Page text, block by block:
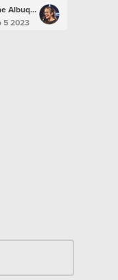
Thiciane Albuquerque
5 2023